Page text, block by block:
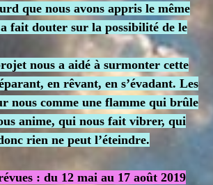
que nous avons appris le même
fait douter sur la possibilité de le
nous a aidé à surmonter cette
en rêvant, en s’évadant. Les
nous comme une flamme qui brûle
anime, qui nous fait vibrer, qui
rien ne peut l’éteindre.
: du 12 mai au 17 août 2019